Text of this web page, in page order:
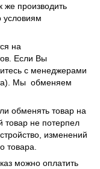
же производить
условиям
на
Если Вы
с менеджерами
Мы обменяем
обменять товар на
товар не потерпел
изменений
товара.
можно оплатить